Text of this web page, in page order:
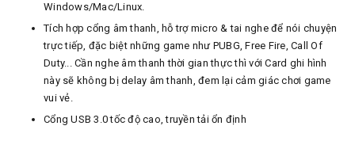
Windows/Mac/Linux.
Tích hợp cổng âm thanh, hỗ trợ micro & tai nghe để nói chuyện
trực tiếp, đặc biệt những game như PUBG, Free Fire, Call Of
Duty... Cần nghe âm thanh thời gian thực thì với Card ghi hình
này sẽ không bị delay âm thanh, đem lại cảm giác chơi game
vui vẻ.
Cổng USB 3.0 tốc độ cao, truyền tải ổn định